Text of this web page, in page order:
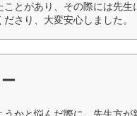
とがあり、その際には先
さり、大変安心しました。